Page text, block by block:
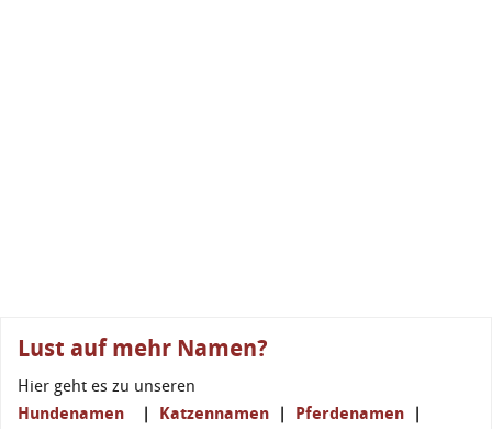
Lust auf mehr Namen?
Hier geht es zu unseren
Hundenamen | Katzennamen | Pferdenamen |